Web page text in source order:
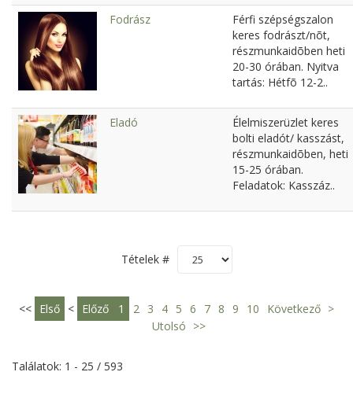
Fodrász
Férfi szépségszalon
keres fodrászt/nõt,
részmunkaidõben heti
20-30 órában. Nyitva
tartás: Hétfõ 12-2..
Eladó
Élelmiszerüzlet keres
bolti eladót/ kasszást,
részmunkaidõben, heti
15-25 órában.
Feladatok: Kasszáz..
Tételek #
<< Első < Előző 1 2 3 4 5 6 7 8 9 10 Következő >
Utolsó >>
Találatok: 1 - 25 / 593